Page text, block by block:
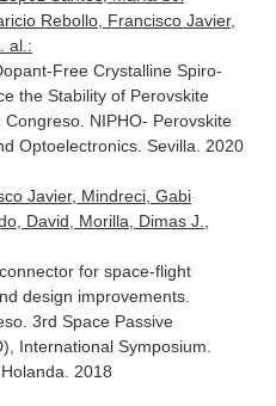
Rebollo, Francisco Javier,
al.:
Free Crystalline Spiro-
the Stability of Perovskite
NIPHO- Perovskite
Optoelectronics. Sevilla. 2020
Javier, Mindreci, Gabi
David, Morilla, Dimas J.,
for space-flight
design improvements.
3rd Space Passive
International Symposium.
2018